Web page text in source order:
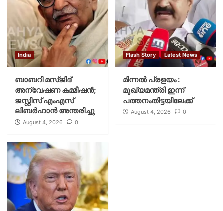
India
ബാബറി മസ്ജിദ്
അന്വേഷണ കമ്മീഷന്‍;
ജസ്റ്റിസ് എംഎസ്
ലിബര്‍ഹാന്‍ അന്തരിച്ചു
August 4, 2026 0
Flash Story Latest News
മിന്നല്‍ പ്രളയം :
മുഖ്യമന്ത്രി ഇന്ന്
പത്തനംതിട്ടയിലേക്ക്
August 4, 2026 0